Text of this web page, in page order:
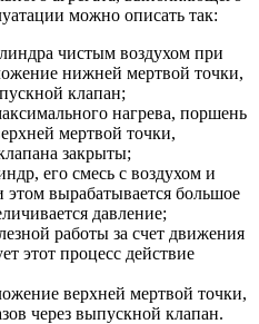
можно описать так:
чистым воздухом при
нижней мертвой точки,
клапан;
нагрева, поршень
мертвой точки,
закрыты;
его смесь с воздухом и
вырабатывается большое
давление;
работы за счет движения
этот процесс действие
верхней мертвой точки,
через выпускной клапан.